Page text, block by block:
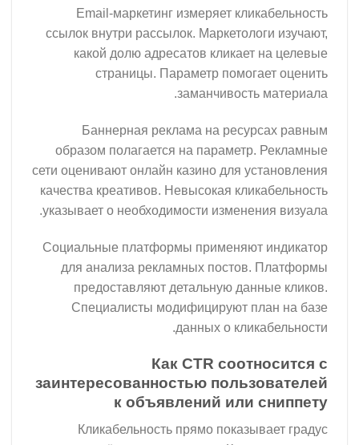
Email-маркетинг измеряет кликабельность
ссылок внутри рассылок. Маркетологи изучают,
какой долю адресатов кликает на целевые
страницы. Параметр помогает оценить
заманчивость материала.
Баннерная реклама на ресурсах равным
образом полагается на параметр. Рекламные
сети оценивают онлайн казино для установления
качества креативов. Невысокая кликабельность
указывает о необходимости изменения визуала.
Социальные платформы применяют индикатор
для анализа рекламных постов. Платформы
предоставляют детальную данные кликов.
Специалисты модифицируют план на базе
данных о кликабельности.
Как CTR соотносится с
заинтересованностью пользователей
к объявлений или сниппету
Кликабельность прямо показывает градус